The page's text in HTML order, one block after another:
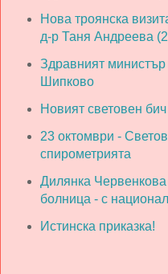
Нова троянска
д-р Таня Андреева
Здравният
Шипково
Новият световен
23 октомври -
спирометрията
Дилянка
болница - с
Истинска приказка!